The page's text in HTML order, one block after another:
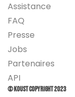
Assistance
FAQ
Presse
Jobs
Partenaires
API
© Koust Copyright 2023